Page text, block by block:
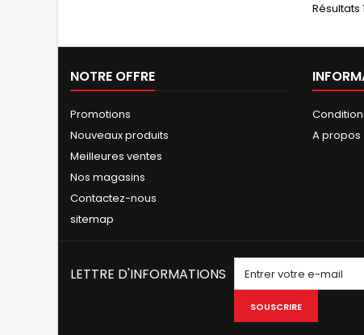
Résultats
NOTRE OFFRE
Promotions
Nouveaux produits
Meilleures ventes
Nos magasins
Contactez-nous
sitemap
A propos
LETTRE D'INFORMATIONS
SOUSCRIRE